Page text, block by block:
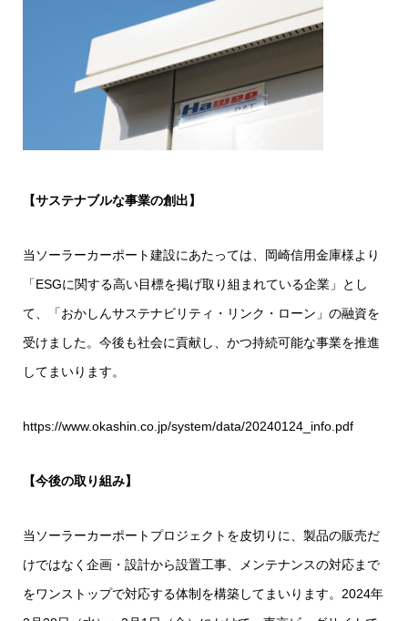
【サステナブルな事業の創出】
当ソーラーカーポート建設にあたっては、岡崎信用金庫様より
「ESGに関する高い目標を掲げ取り組まれている企業」とし
て、「おかしんサステナビリティ・リンク・ローン」の融資を
受けました。今後も社会に貢献し、かつ持続可能な事業を推進
してまいります。
https://www.okashin.co.jp/system/data/20240124_info.pdf
【今後の取り組み】
当ソーラーカーポートプロジェクトを皮切りに、製品の販売だ
けではなく企画・設計から設置工事、メンテナンスの対応まで
をワンストップで対応する体制を構築してまいります。2024年